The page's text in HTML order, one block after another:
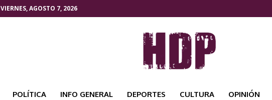
VIERNES, AGOSTO 7, 2026
POLÍTICA INFO GENERAL DEPORTES CULTURA OPINIÓN